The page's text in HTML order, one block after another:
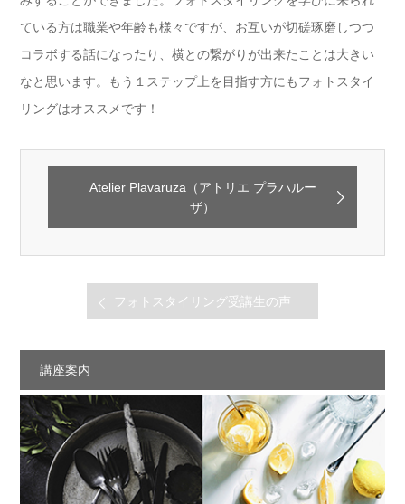
ている方は職業や年齢も様々ですが、お互いが切磋琢磨しつつ
コラボする話になったり、横との繋がりが出来たことは大きい
なと思います。もう１ステップ上を目指す方にもフォトスタイ
リングはオススメです！
Atelier Plavaruza（アトリエ プラハルー
ザ）
フォトスタイリング受講生の声
講座案内